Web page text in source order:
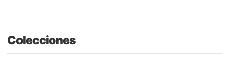
Colecciones